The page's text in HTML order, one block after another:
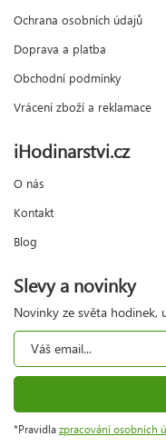
Ochrana osobních údajů
Doprava a platba
Obchodní podmínky
Vrácení zboží a reklamace
iHodinarstvi.cz
O nás
Kontakt
Blog
Slevy a novinky
Novinky ze světa hodinek,
*Pravidla zpracování osobních